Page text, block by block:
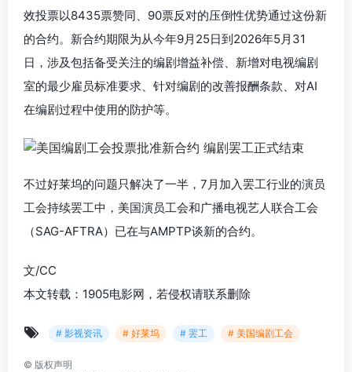
效投票以8435票赞同、90票反对的压倒性优势通过这份新
的合约。新合约期限为从今年9月25日到2026年5月31
日，涉及包括备受关注的编剧增益补偿、新增对电视编剧
室的最少雇员标准要求、针对编剧的改善报酬条款、对AI
在编剧过程中使用的防护等。
不过好莱坞的问题只解决了一半，7月加入罢工行业的演员
工会持续罢工中，美国演员工会和广播电视艺人联合工会
（SAG-AFTRA）已在与AMPTP谈新的合约。
文/CC
本文转载：1905电影网，若侵权请联系删除
# 影视资讯 # 好莱坞 # 罢工 # 美国编剧工会
© 版权声明